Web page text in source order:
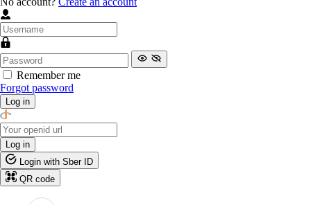
Remember me
Forgot password
Log in
Log in
Login with Sber ID
QR code